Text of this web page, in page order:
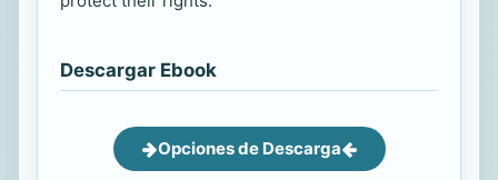
Descargar Ebook
Opciones de Descarga